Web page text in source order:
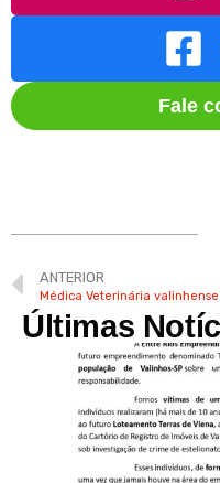
Fale
ANTERIOR
Últimas